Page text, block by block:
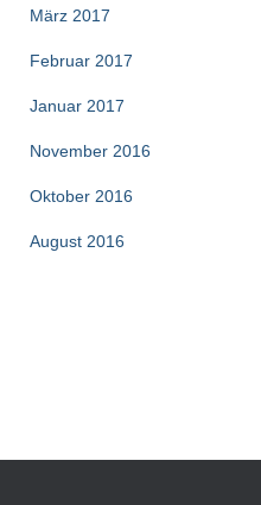
März 2017
Februar 2017
Januar 2017
November 2016
Oktober 2016
August 2016